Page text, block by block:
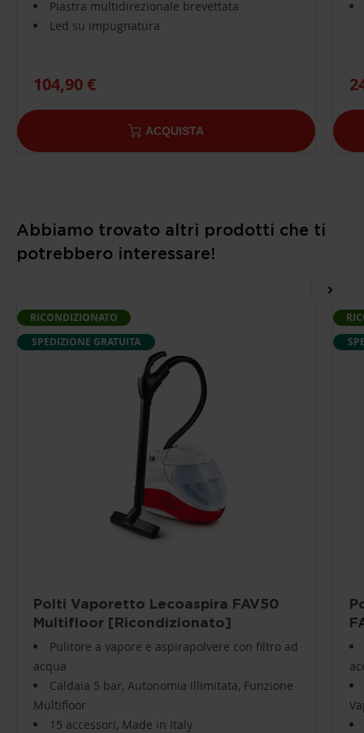
Piastra multidirezionale brevettata
Led su impugnatura
104,90 €
ACQUISTA
Abbiamo trovato altri prodotti che ti
potrebbero interessare!
RICONDIZIONATO
SPEDIZIONE GRATUITA
Polti Vaporetto Lecoaspira FAV50
Multifloor [Ricondizionato]
Pulitore a vapore e aspirapolvere con filtro ad
acqua
Caldaia 5 bar, Autonomia illimitata, Funzione
Multifloor
15 accessori, Made in Italy